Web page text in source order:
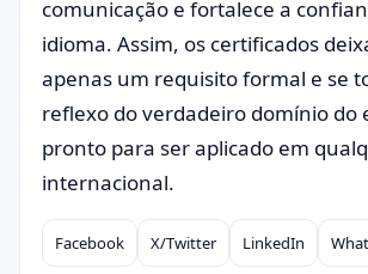
comunicação e fortalece a
idioma. Assim, os certificados
apenas um requisito formal e se
reflexo do verdadeiro domínio do
pronto para ser aplicado em
internacional.
Compartilhar
Facebook X/Twitter LinkedIn